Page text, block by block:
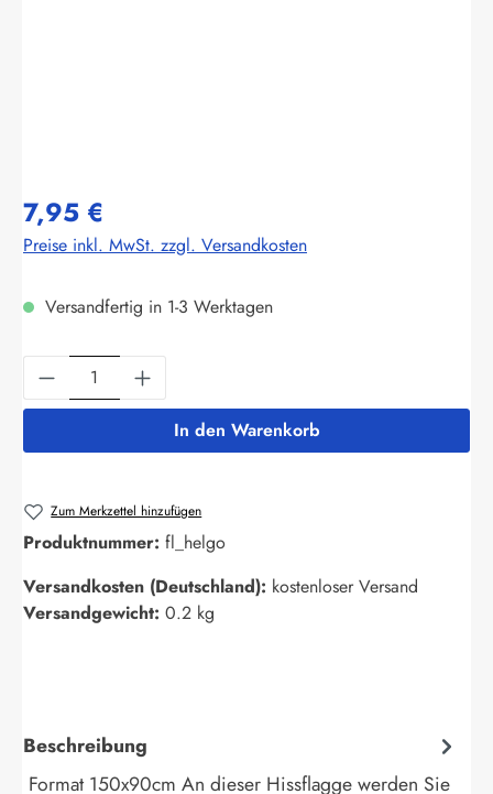
7,95 €
Preise inkl. MwSt. zzgl. Versandkosten
Versandfertig in 1-3 Werktagen
Produkt Anzahl: Gib den gewünschten
In den Warenkorb
Zum Merkzettel hinzufügen
Produktnummer: fl_helgo
Versandkosten (Deutschland): kostenloser Versand
Versandgewicht: 0.2 kg
Beschreibung
Format 150x90cm An dieser Hissflagge werden Sie